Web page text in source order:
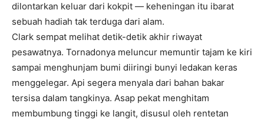
dilontarkan keluar dari kokpit — keheningan itu ibarat
sebuah hadiah tak terduga dari alam.
Clark sempat melihat detik-detik akhir riwayat
pesawatnya. Tornadonya meluncur memuntir tajam ke kiri
sampai menghunjam bumi diiringi bunyi ledakan keras
menggelegar. Api segera menyala dari bahan bakar
tersisa dalam tangkinya. Asap pekat menghitam
membumbung tinggi ke langit, disusul oleh rentetan